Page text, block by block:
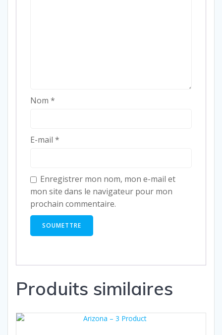
Nom *
E-mail *
Enregistrer mon nom, mon e-mail et
mon site dans le navigateur pour mon
prochain commentaire.
Produits similaires